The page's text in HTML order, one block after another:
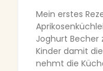
Mein erstes
Joghurt Becher
Kinder damit
nehmt die